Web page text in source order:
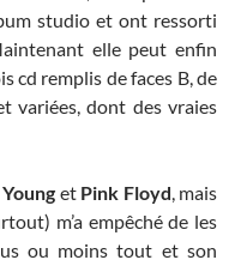
studio et ont ressorti
elle peut enfin
cd remplis de faces B, de
variées, dont des vraies
et Pink Floyd, mais
m’a empêché de les
ou moins tout et son